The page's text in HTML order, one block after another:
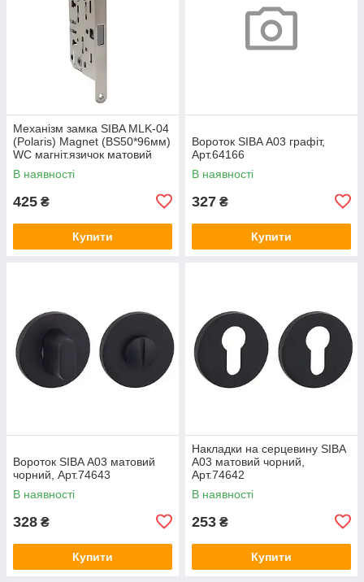
Механізм замка SIBA MLK-04
(Polaris) Magnet (BS50*96мм)
WC магніт.язичок матовий
нікель, Арт.74644
В наявності
425 ₴
Купити
Вороток SIBA А03 графіт,
Арт.64166
В наявності
327 ₴
Купити
Вороток SIBA А03 матовий
чорний, Арт.74643
В наявності
328 ₴
Купити
Накладки на серцевину SIBA
А03 матовий чорний,
Арт.74642
В наявності
253 ₴
Купити